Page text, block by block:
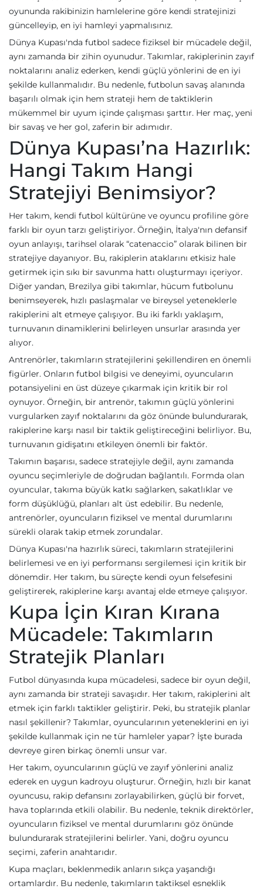
oyununda rakibinizin hamlelerine göre kendi stratejinizi
güncelleyip, en iyi hamleyi yapmalısınız.
Dünya Kupası'nda futbol sadece fiziksel bir mücadele değil,
aynı zamanda bir zihin oyunudur. Takımlar, rakiplerinin zayıf
noktalarını analiz ederken, kendi güçlü yönlerini de en iyi
şekilde kullanmalıdır. Bu nedenle, futbolun savaş alanında
başarılı olmak için hem strateji hem de taktiklerin
mükemmel bir uyum içinde çalışması şarttır. Her maç, yeni
bir savaş ve her gol, zaferin bir adımıdır.
Dünya Kupası’na Hazırlık:
Hangi Takım Hangi
Stratejiyi Benimsiyor?
Her takım, kendi futbol kültürüne ve oyuncu profiline göre
farklı bir oyun tarzı geliştiriyor. Örneğin, İtalya'nın defansif
oyun anlayışı, tarihsel olarak “catenaccio” olarak bilinen bir
stratejiye dayanıyor. Bu, rakiplerin ataklarını etkisiz hale
getirmek için sıkı bir savunma hattı oluşturmayı içeriyor.
Diğer yandan, Brezilya gibi takımlar, hücum futbolunu
benimseyerek, hızlı paslaşmalar ve bireysel yeteneklerle
rakiplerini alt etmeye çalışıyor. Bu iki farklı yaklaşım,
turnuvanın dinamiklerini belirleyen unsurlar arasında yer
alıyor.
Antrenörler, takımların stratejilerini şekillendiren en önemli
figürler. Onların futbol bilgisi ve deneyimi, oyuncuların
potansiyelini en üst düzeye çıkarmak için kritik bir rol
oynuyor. Örneğin, bir antrenör, takımın güçlü yönlerini
vurgularken zayıf noktalarını da göz önünde bulundurarak,
rakiplerine karşı nasıl bir taktik geliştireceğini belirliyor. Bu,
turnuvanın gidişatını etkileyen önemli bir faktör.
Takımın başarısı, sadece stratejiyle değil, aynı zamanda
oyuncu seçimleriyle de doğrudan bağlantılı. Formda olan
oyuncular, takıma büyük katkı sağlarken, sakatlıklar ve
form düşüklüğü, planları alt üst edebilir. Bu nedenle,
antrenörler, oyuncuların fiziksel ve mental durumlarını
sürekli olarak takip etmek zorundalar.
Dünya Kupası'na hazırlık süreci, takımların stratejilerini
belirlemesi ve en iyi performansı sergilemesi için kritik bir
dönemdir. Her takım, bu süreçte kendi oyun felsefesini
geliştirerek, rakiplerine karşı avantaj elde etmeye çalışıyor.
Kupa İçin Kıran Kırana
Mücadele: Takımların
Stratejik Planları
Futbol dünyasında kupa mücadelesi, sadece bir oyun değil,
aynı zamanda bir strateji savaşıdır. Her takım, rakiplerini alt
etmek için farklı taktikler geliştirir. Peki, bu stratejik planlar
nasıl şekillenir? Takımlar, oyuncularının yeteneklerini en iyi
şekilde kullanmak için ne tür hamleler yapar? İşte burada
devreye giren birkaç önemli unsur var.
Her takım, oyuncularının güçlü ve zayıf yönlerini analiz
ederek en uygun kadroyu oluşturur. Örneğin, hızlı bir kanat
oyuncusu, rakip defansını zorlayabilirken, güçlü bir forvet,
hava toplarında etkili olabilir. Bu nedenle, teknik direktörler,
oyuncuların fiziksel ve mental durumlarını göz önünde
bulundurarak stratejilerini belirler. Yani, doğru oyuncu
seçimi, zaferin anahtarıdır.
Kupa maçları, beklenmedik anların sıkça yaşandığı
ortamlardır. Bu nedenle, takımların taktiksel esneklik